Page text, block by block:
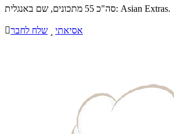
סה"כ 55 מתכונים, שם באנגלית: Asian Extras.
שלח לחבר אסיאתי